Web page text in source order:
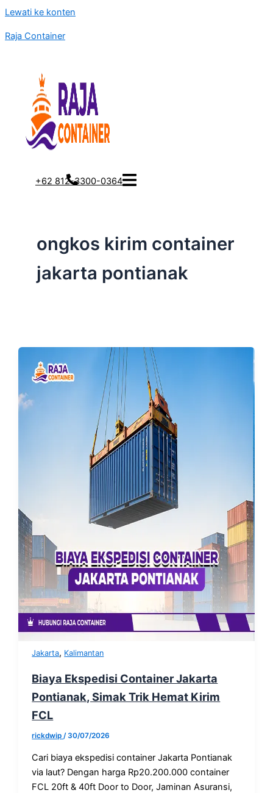
Lewati ke konten
Raja Container
+62 812-3300-0364
ongkos kirim container
jakarta pontianak
Jakarta, Kalimantan
Biaya Ekspedisi Container Jakarta
Pontianak, Simak Trik Hemat Kirim
FCL
rickdwip/30/07/2026
Cari biaya ekspedisi container Jakarta Pontianak
via laut? Dengan harga Rp20.200.000 container
FCL 20ft & 40ft Door to Door, Jaminan Asuransi,